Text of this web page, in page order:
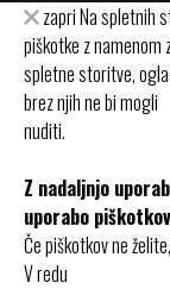
zapriNa spletnih
piškotke z namenom
spletne storitve,
brez njih ne bi mogli
nuditi.
Z nadaljnjo
uporabo
Če piškotkov ne
V redu